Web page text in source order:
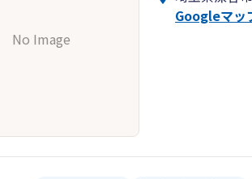
No Image
Googleマッ